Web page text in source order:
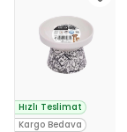
Hızlı Teslimat
Kargo Bedava